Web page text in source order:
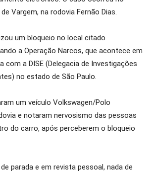
Vargem, na rodovia Fernão Dias.
um bloqueio no local citado
a Operação Narcos, que acontece em
com a DISE (Delegacia de Investigações
no estado de São Paulo.
um veículo Volkswagen/Polo
e notaram nervosismo das pessoas
do carro, após perceberem o bloqueio
parada e em revista pessoal, nada de